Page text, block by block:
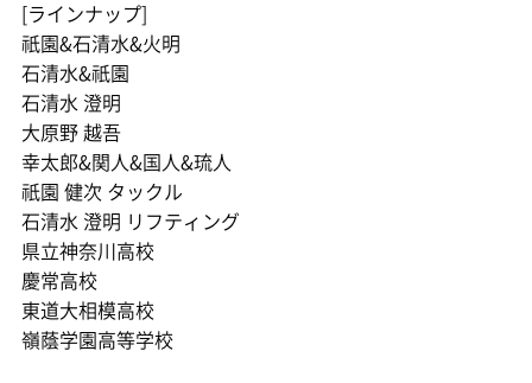
[ラインナップ]
祇園&石清水&火明
石清水&祇園
石清水 澄明
大原野 越吾
幸太郎&関人&国人&琉人
祇園 健次 タックル
石清水 澄明 リフティング
県立神奈川高校
慶常高校
東道大相模高校
嶺蔭学園高等学校